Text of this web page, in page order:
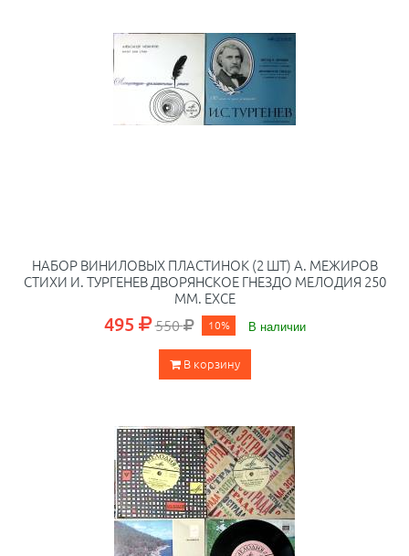
НАБОР ВИНИЛОВЫХ ПЛАСТИНОК (2 ШТ) А. МЕЖИРОВ
СТИХИ И. ТУРГЕНЕВ ДВОРЯНСКОЕ ГНЕЗДО МЕЛОДИЯ 250
ММ. EXCE
495 550 10% В наличии
В корзину